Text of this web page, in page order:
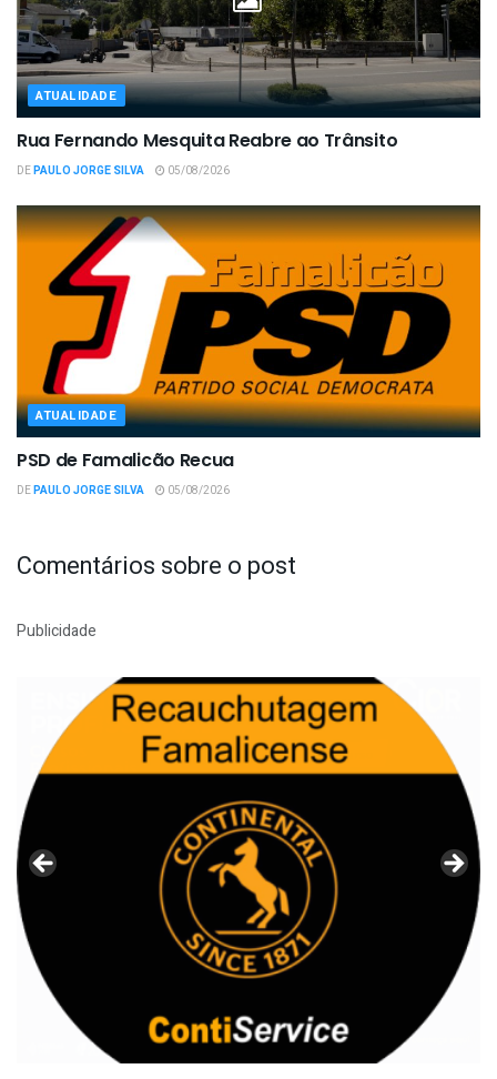
ATUALIDADE
Rua Fernando Mesquita Reabre ao Trânsito
DEPAULO JORGE SILVA 05/08/2026
ATUALIDADE
PSD de Famalicão Recua
DEPAULO JORGE SILVA 05/08/2026
Comentários sobre o post
Publicidade